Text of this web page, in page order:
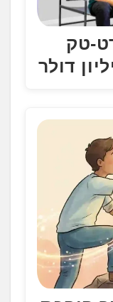
טק